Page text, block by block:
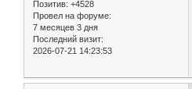
Позитив: +4528
Провел на форуме:
7 месяцев 3 дня
Последний визит:
2026-07-21 14:23:53